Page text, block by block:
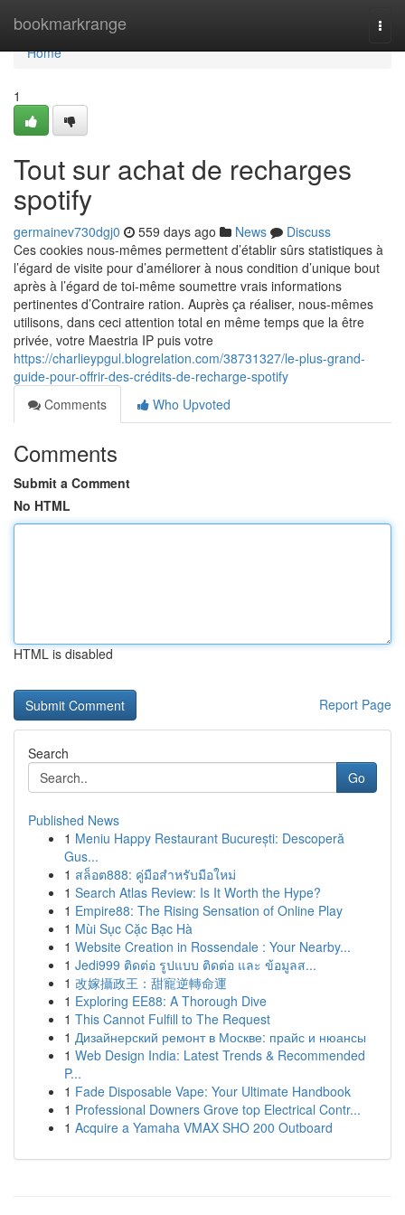
bookmarkrange
Home
Home
1
Tout sur achat de recharges
spotify
germainev730dgj0 559 days ago News
Discuss
Ces cookies nous-mêmes permettent d’établir sûrs statistiques à
l’égard de visite pour d’améliorer à nous condition d’unique bout
après à l’égard de toi-même soumettre vrais informations
pertinentes d’Contraire ration. Auprès ça réaliser, nous-mêmes
utilisons, dans ceci attention total en même temps que la être
privée, votre Maestria IP puis votre
https://charlieypgul.blogrelation.com/38731327/le-plus-grand-
guide-pour-offrir-des-crédits-de-recharge-spotify
Comments
Who Upvoted
Comments
Submit a Comment
No HTML
HTML is disabled
Report Page
Search
Go
Published News
1 Meniu Happy Restaurant București: Descoperă
Gus...
1 สล็อต888: คู่มือสำหรับมือใหม่
1 Search Atlas Review: Is It Worth the Hype?
1 Empire88: The Rising Sensation of Online Play
1 Mùi Sục Cặc Bạc Hà
1 Website Creation in Rossendale : Your Nearby...
1 Jedi999 ติดต่อ รูปแบบ ติดต่อ และ ข้อมูลส...
1 改嫁攝政王：甜寵逆轉命運
1 Exploring EE88: A Thorough Dive
1 This Cannot Fulfill to The Request
1 Дизайнерский ремонт в Москве: прайс и нюансы
1 Web Design India: Latest Trends & Recommended
P...
1 Fade Disposable Vape: Your Ultimate Handbook
1 Professional Downers Grove top Electrical Contr...
1 Acquire a Yamaha VMAX SHO 200 Outboard